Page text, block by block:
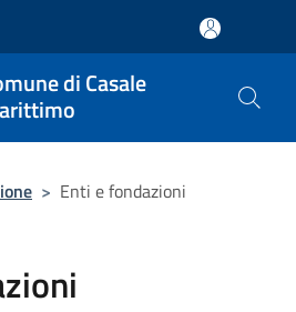
di Casale
> Enti e fondazioni